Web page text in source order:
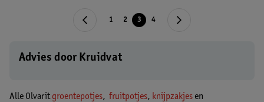
1 2 3 4
Advies door Kruidvat
Alle Olvaritgroentepotjes, fruitpotjes, knijpzakjes en